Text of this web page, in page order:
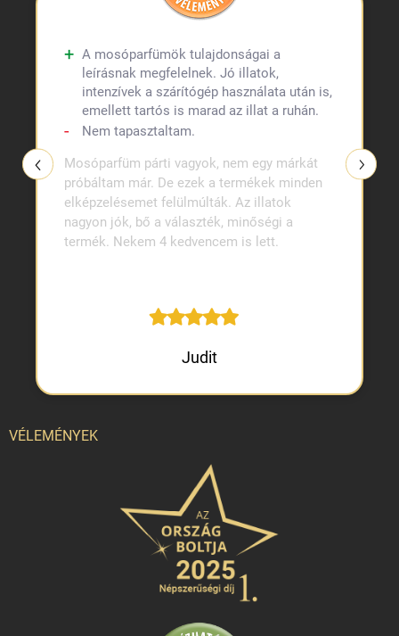
A mosóparfümök tulajdonságai a
leírásnak megfelelnek. Jó illatok,
intenzívek a szárítógép használata után is,
emellett tartós is marad az illat a ruhán.
Nem tapasztaltam.
Mosóparfüm párti vagyok, nem egy márkát
próbáltam már. De ezek a termékek minden
elképzelésemet felülmúlták. Az illatok
nagyon jók, bő a választék, minőségi a
termék. Nekem 4 kedvencem is lett.
Judit
VÉLEMÉNYEK